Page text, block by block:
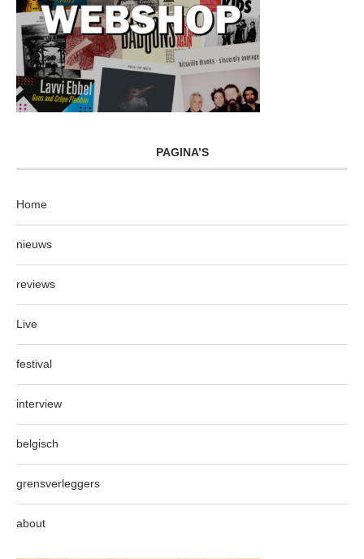
PAGINA’S
Home
nieuws
reviews
Live
festival
interview
belgisch
grensverleggers
about